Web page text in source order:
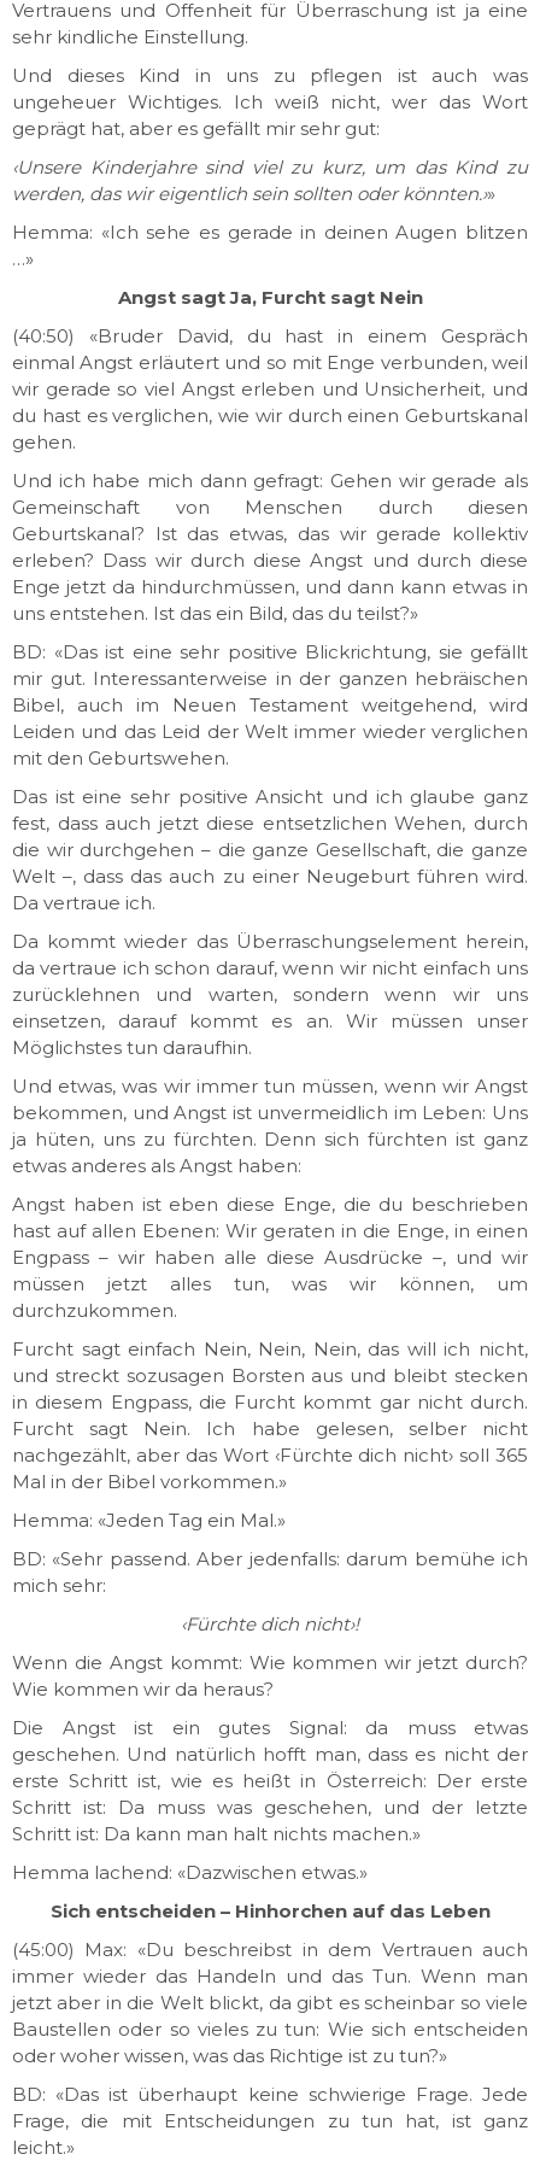
Vertrauens und Offenheit für Überraschung ist ja eine
sehr kindliche Einstellung.
Und dieses Kind in uns zu pflegen ist auch was
ungeheuer Wichtiges. Ich weiß nicht, wer das Wort
geprägt hat, aber es gefällt mir sehr gut:
‹Unsere Kinderjahre sind viel zu kurz, um das Kind zu
werden, das wir eigentlich sein sollten oder könnten.›»
Hemma: «Ich sehe es gerade in deinen Augen blitzen
…»
Angst sagt Ja, Furcht sagt Nein
(40:50) «Bruder David, du hast in einem Gespräch
einmal Angst erläutert und so mit Enge verbunden, weil
wir gerade so viel Angst erleben und Unsicherheit, und
du hast es verglichen, wie wir durch einen Geburtskanal
gehen.
Und ich habe mich dann gefragt: Gehen wir gerade als
Gemeinschaft von Menschen durch diesen
Geburtskanal? Ist das etwas, das wir gerade kollektiv
erleben? Dass wir durch diese Angst und durch diese
Enge jetzt da hindurchmüssen, und dann kann etwas in
uns entstehen. Ist das ein Bild, das du teilst?»
BD: «Das ist eine sehr positive Blickrichtung, sie gefällt
mir gut. Interessanterweise in der ganzen hebräischen
Bibel, auch im Neuen Testament weitgehend, wird
Leiden und das Leid der Welt immer wieder verglichen
mit den Geburtswehen.
Das ist eine sehr positive Ansicht und ich glaube ganz
fest, dass auch jetzt diese entsetzlichen Wehen, durch
die wir durchgehen – die ganze Gesellschaft, die ganze
Welt –, dass das auch zu einer Neugeburt führen wird.
Da vertraue ich.
Da kommt wieder das Überraschungselement herein,
da vertraue ich schon darauf, wenn wir nicht einfach uns
zurücklehnen und warten, sondern wenn wir uns
einsetzen, darauf kommt es an. Wir müssen unser
Möglichstes tun daraufhin.
Und etwas, was wir immer tun müssen, wenn wir Angst
bekommen, und Angst ist unvermeidlich im Leben: Uns
ja hüten, uns zu fürchten. Denn sich fürchten ist ganz
etwas anderes als Angst haben:
Angst haben ist eben diese Enge, die du beschrieben
hast auf allen Ebenen: Wir geraten in die Enge, in einen
Engpass – wir haben alle diese Ausdrücke –, und wir
müssen jetzt alles tun, was wir können, um
durchzukommen.
Furcht sagt einfach Nein, Nein, Nein, das will ich nicht,
und streckt sozusagen Borsten aus und bleibt stecken
in diesem Engpass, die Furcht kommt gar nicht durch.
Furcht sagt Nein. Ich habe gelesen, selber nicht
nachgezählt, aber das Wort ‹Fürchte dich nicht› soll 365
Mal in der Bibel vorkommen.»
Hemma: «Jeden Tag ein Mal.»
BD: «Sehr passend. Aber jedenfalls: darum bemühe ich
mich sehr:
‹Fürchte dich nicht›!
Wenn die Angst kommt: Wie kommen wir jetzt durch?
Wie kommen wir da heraus?
Die Angst ist ein gutes Signal: da muss etwas
geschehen. Und natürlich hofft man, dass es nicht der
erste Schritt ist, wie es heißt in Österreich: Der erste
Schritt ist: Da muss was geschehen, und der letzte
Schritt ist: Da kann man halt nichts machen.»
Hemma lachend: «Dazwischen etwas.»
Sich entscheiden – Hinhorchen auf das Leben
(45:00) Max: «Du beschreibst in dem Vertrauen auch
immer wieder das Handeln und das Tun. Wenn man
jetzt aber in die Welt blickt, da gibt es scheinbar so viele
Baustellen oder so vieles zu tun: Wie sich entscheiden
oder woher wissen, was das Richtige ist zu tun?»
BD: «Das ist überhaupt keine schwierige Frage. Jede
Frage, die mit Entscheidungen zu tun hat, ist ganz
leicht.»